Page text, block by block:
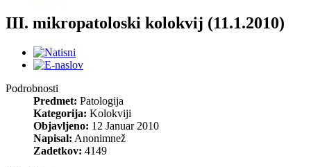
III. mikropatoloski kolokvij (11.1.2010)
Podrobnosti
Predmet: Patologija
Kategorija: Kolokviji
Objavljeno: 12 Januar 2010
Napisal: Anonimnež
Zadetkov: 4149